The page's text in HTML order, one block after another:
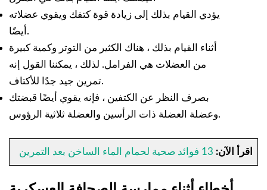
يؤدي القيام بذلك إلى زيادة قوة كتفك ويقوي عضلاته
أيضًا.
أثناء القيام بذلك ، هناك الكثير من التوتر وكمية كبيرة
من العضلات هي الفرامل. لذلك ، يمكننا القول إنه
تمرين جيد جدًا للأكتاف.
بصرف النظر عن الكتفين ، فإنه يقوي أيضًا قبضتك
وعضلة العضلة ذات الرأسين والعضلة ثلاثية الرؤوس.
اقرأ الآن: 13 فوائد صحية لحمام الماء الساخن بعد التمرين